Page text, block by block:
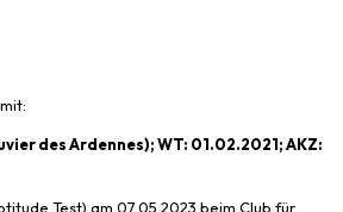
des Ardennes); WT: 01.02.2021; AKZ:
Test) am 07.05.2023 beim Club für